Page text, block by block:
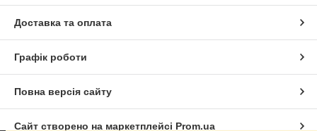
Доставка та оплата
Графік роботи
Повна версія сайту
Сайт створено на маркетплейсі Prom.ua